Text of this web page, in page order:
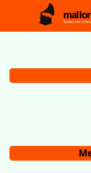
Todas las